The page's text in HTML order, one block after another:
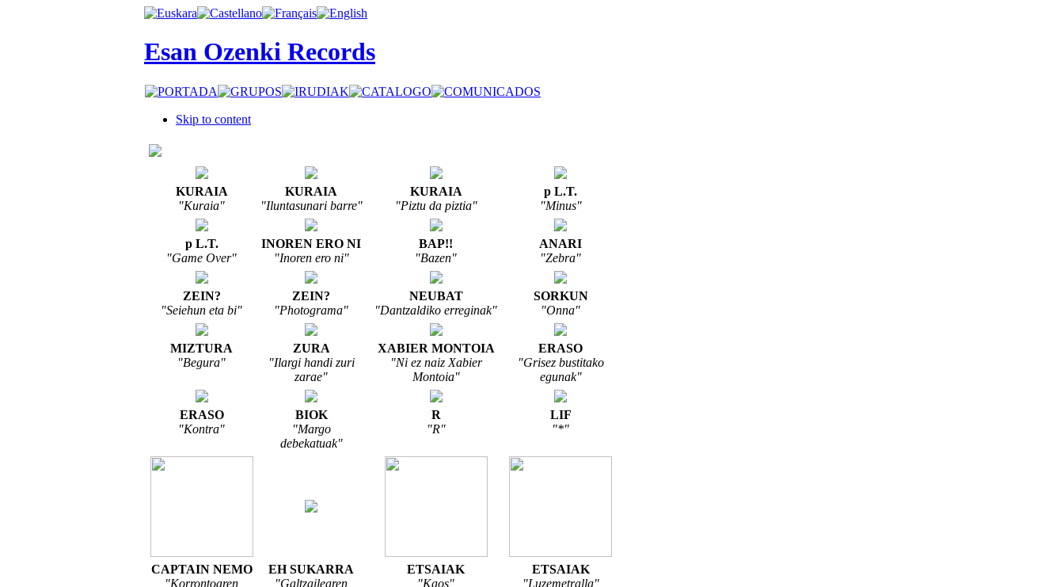
Esan Ozenki Records
Skip to content
KURAIA
"Kuraia"
KURAIA
"Iluntasunari barre"
KURAIA
"Piztu da piztia"
p L.T.
"Minus"
p L.T.
"Game Over"
INOREN ERO NI
"Inoren ero ni"
BAP!!
"Bazen"
ANARI
"Zebra"
ZEIN?
"Seiehun eta bi"
ZEIN?
"Photograma"
NEUBAT
"Dantzaldiko erreginak"
SORKUN
"Onna"
MIZTURA
"Begura"
ZURA
"Ilargi handi zuri
zarae"
XABIER MONTOIA
"Ni ez naiz Xabier
Montoia"
ERASO
"Grisez bustitako
egunak"
ERASO
"Kontra"
BIOK
"Margo
debekatuak"
R
"R"
LIF
"*"
CAPTAIN NEMO
"Korrontoaren
EH SUKARRA
"Galtzailearen
ETSAIAK
"Kaos"
ETSAIAK
"Luzemetralla"